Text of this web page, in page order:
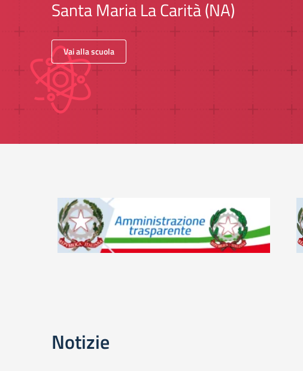
Santa Maria La Carità (NA)
Vai alla scuola
Notizie